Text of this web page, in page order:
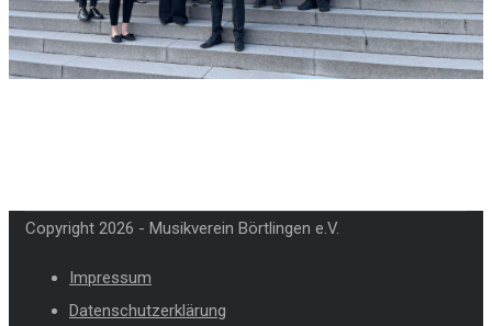
Copyright 2026 - Musikverein Börtlingen e.V.
Impressum
Datenschutzerklärung